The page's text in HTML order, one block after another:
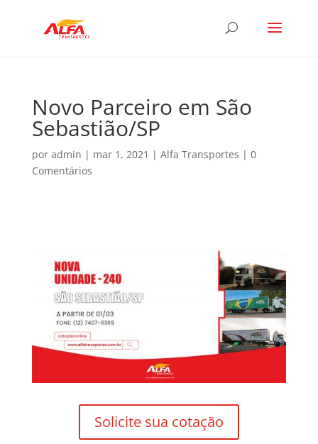
Novo Parceiro em São
Sebastião/SP
por admin | mar 1, 2021 | Alfa Transportes | 0
Comentários
Solicite sua cotação